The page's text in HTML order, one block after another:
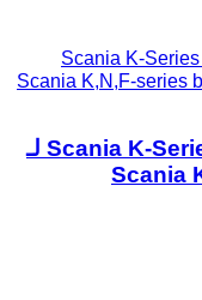
جهاز التدفئة Scania K-Series
جهاز التدفئة Scania K-Series (01.06-) 92786037 لـ